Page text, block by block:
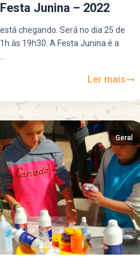
Junina – 2022
chegando. Será no dia 25 de
às 19h30. A Festa Junina é a
Ler mais
Geral